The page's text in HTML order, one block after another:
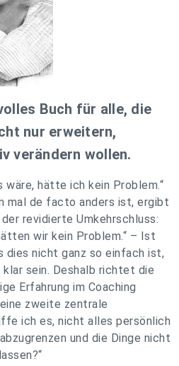
Buch für alle, die
nur erweitern,
verändern wollen.
wäre, hätte ich kein Problem.“
mal de facto anders ist, ergibt
revidierte Umkehrschluss:
wir kein Problem.“ – Ist
dies nicht ganz so einfach ist,
sein. Deshalb richtet die
Erfahrung im Coaching
zweite zentrale
ich es, nicht alles persönlich
und die Dinge nicht